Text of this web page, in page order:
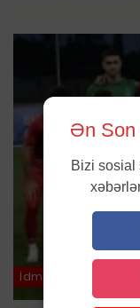
İdman
Ən Son
Bizi sosial